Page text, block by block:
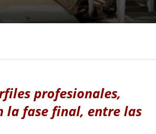
profesionales,
la fase final, entre las